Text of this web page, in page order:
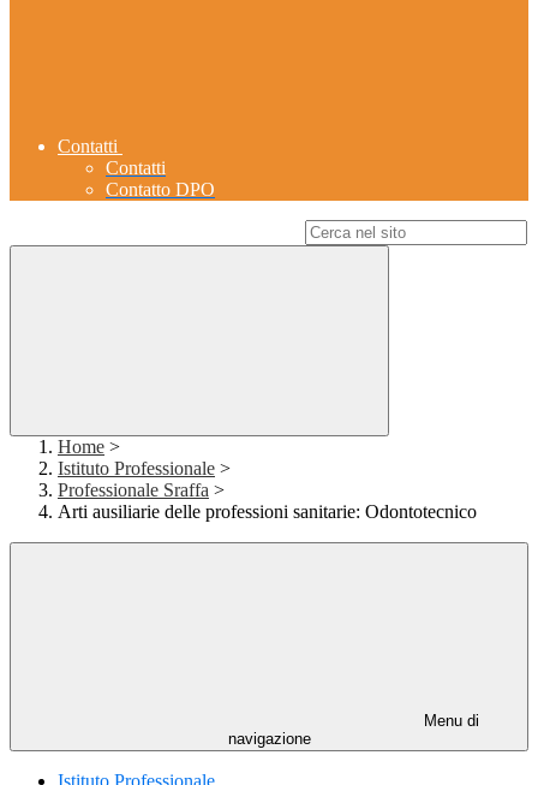
Contatti
Contatti
Contatto DPO
Home >
Istituto Professionale >
Professionale Sraffa >
Arti ausiliarie delle professioni sanitarie: Odontotecnico
Menu di
navigazione